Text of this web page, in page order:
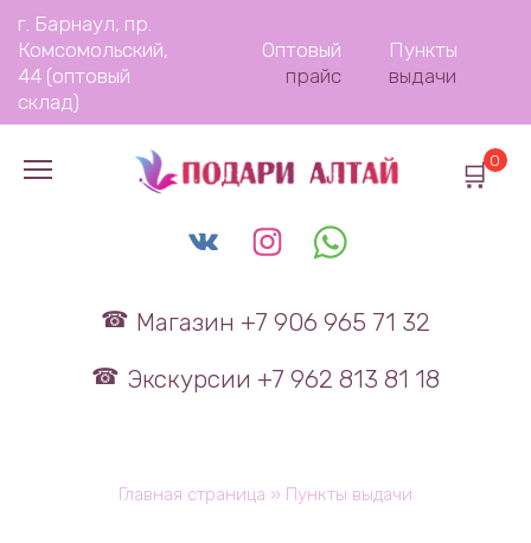
Перейти
содержанию
г. Барнаул, пр.
Комсомольский,
44 (оптовый
склад)
Оптовый
прайс
Пункты
выдачи
Магазин +7 906 965 71 32
Экскурсии +7 962 813 81 18
0
Главная страница » Пункты выдачи